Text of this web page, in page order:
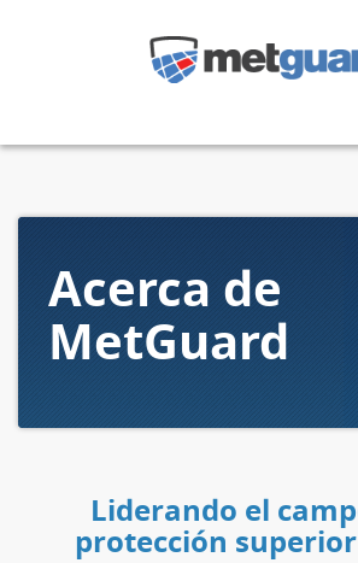
Acerca de
MetGuard
Liderando el
protección